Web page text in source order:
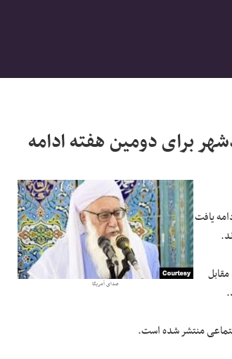
برای دومین هفته ادامه
صدای آمریکا
یافت
مقابل
منتشر شده است.